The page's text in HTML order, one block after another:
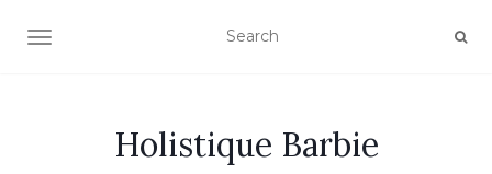
AFFICHER/MASQUER LA NAVIGATION
Holistique Barbie